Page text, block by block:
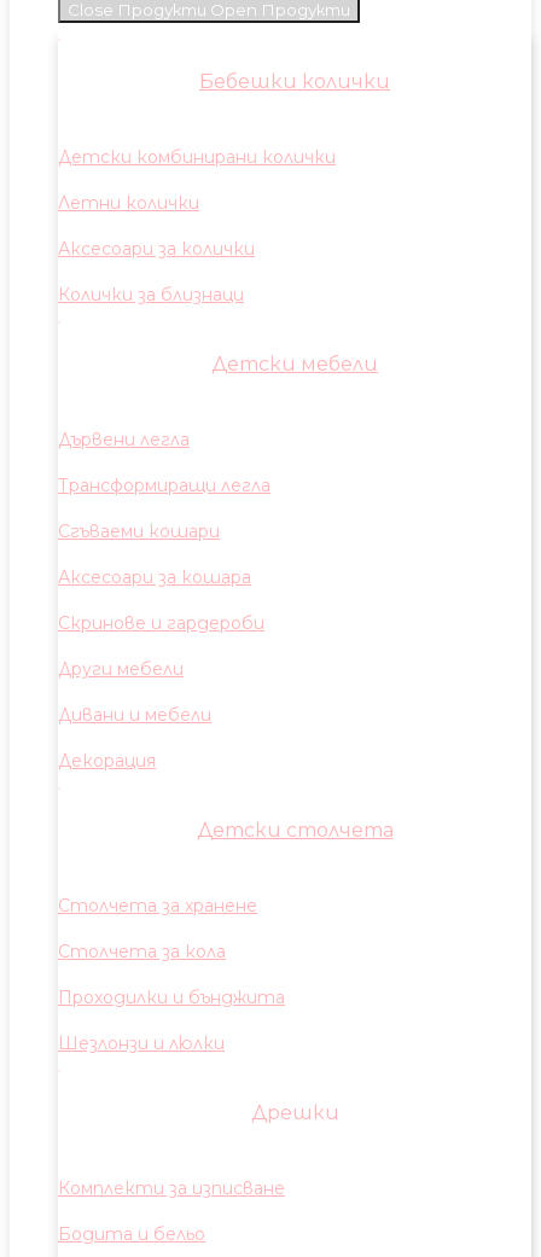
Close Продукти Open Продукти
Бебешки колички
Детски комбинирани колички
Летни колички
Аксесоари за колички
Колички за близнаци
Детски мебели
Дървени легла
Трансформиращи легла
Сгъваеми кошари
Аксесоари за кошара
Скринове и гардероби
Други мебели
Дивани и мебели
Декорация
Детски столчета
Столчета за хранене
Столчета за кола
Проходилки и бънджита
Шезлонзи и люлки
Дрешки
Комплекти за изписване
Бодита и бельо